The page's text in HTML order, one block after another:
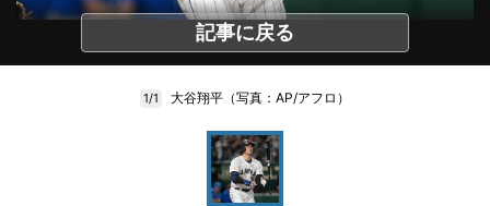
記事に戻る
1/1 大谷翔平（写真：AP/アフロ）